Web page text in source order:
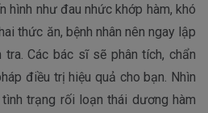
hình như đau nhức khớp hàm, khó
thức ăn, bệnh nhân nên ngay lập
Các bác sĩ sẽ phân tích, chẩn
điều trị hiệu quả cho bạn. Nhìn
trạng rối loạn thái dương hàm